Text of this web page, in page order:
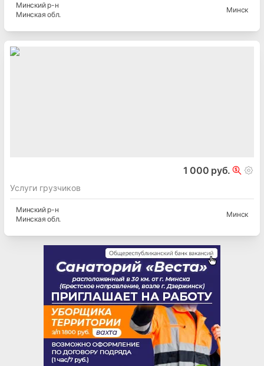
Минскийр-н
Минская обл.
Минск
1 000 руб.
Услуги грузчиков
Минскийр-н
Минская обл.
Минск